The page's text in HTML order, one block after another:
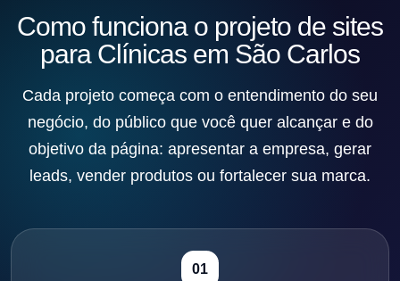
Como funciona o projeto de sites
para Clínicas em São Carlos
Cada projeto começa com o entendimento do seu
negócio, do público que você quer alcançar e do
objetivo da página: apresentar a empresa, gerar
leads, vender produtos ou fortalecer sua marca.
01